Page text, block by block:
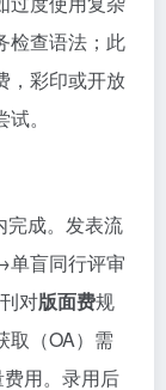
检查语法；此
，彩印或开放
。
完成。发表流
盲同行评审
对版面费规
取（OA）需
用。录用后